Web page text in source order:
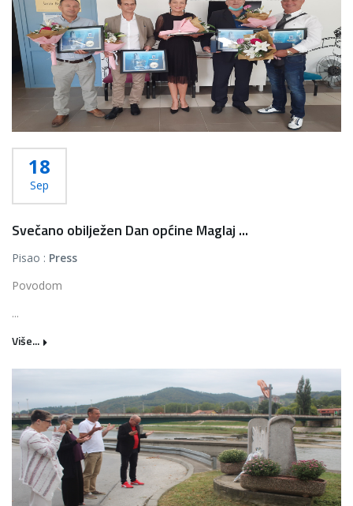
18
Sep
Svečano obilježen Dan općine Maglaj ...
Pisao : Press
Povodom
...
Više...